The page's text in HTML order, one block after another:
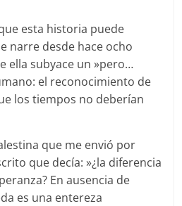
esta historia puede
narre desde hace ocho
ella subyace un »pero…
el reconocimiento de
los tiempos no deberían
que me envió por
que decía: »¿la diferencia
En ausencia de
es una entereza